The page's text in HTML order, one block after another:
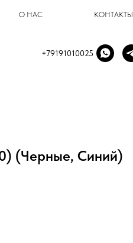
О НАС КОНТАКТЫ
+79191010025
(Черные, Синий)